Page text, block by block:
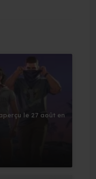
le 27 août en